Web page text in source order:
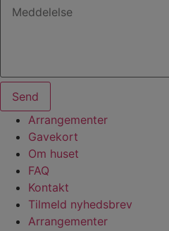
Send
Arrangementer
Gavekort
Om huset
FAQ
Kontakt
Tilmeld nyhedsbrev
Arrangementer